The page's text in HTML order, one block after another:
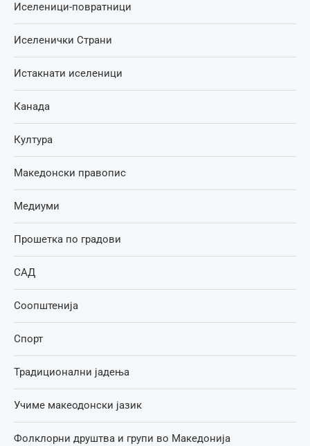
Иселеници-повратници
Иселенички Страни
Истакнати иселеници
Канада
Култура
Македонски правопис
Медиуми
Прошетка по градови
САД
Соопштенија
Спорт
Традиционални јадења
Учиме макеодонски јазик
Фолклорни друштва и групи во Македонија